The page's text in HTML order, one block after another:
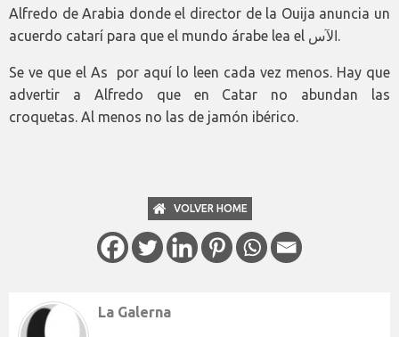
Alfredo de Arabia donde el director de la Ouija anuncia un
acuerdo catarí para que el mundo árabe lea el الآس.
Se ve que el As por aquí lo leen cada vez menos. Hay que
advertir a Alfredo que en Catar no abundan las
croquetas. Al menos no las de jamón ibérico.
VOLVER HOME
La Galerna